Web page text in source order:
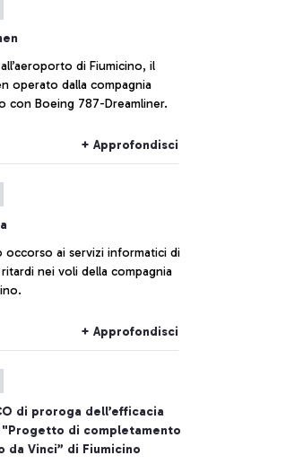
di Fiumicino, il
operato dalla compagnia
effettuato con Boeing 787-Dreamliner.
+ Approfondisci
occorso ai servizi informatici di
nei voli della compagnia
+ Approfondisci
di proroga dell’efficacia
di completamento
da Vinci” di Fiumicino